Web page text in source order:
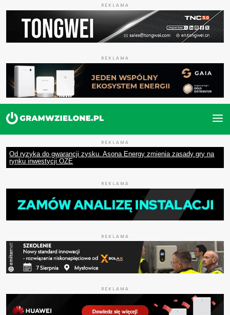
REKLAMA
REKLAMA
REKLAMA
Od ryzyka do gwarancji zysku. Asona Energy zmienia zasady gry na
rynku inwestycji OZE
REKLAMA
REKLAMA
REKLAMA